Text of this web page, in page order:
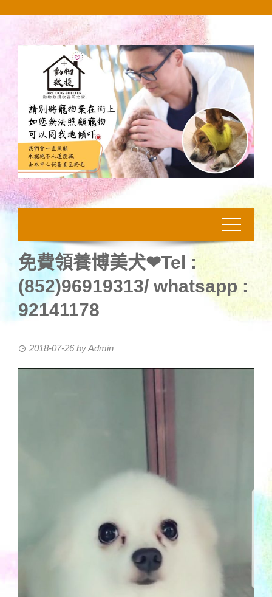
免費領養博美犬❤Tel :
(852)96919313/ whatsapp :
92141178
2018-07-26 byAdmin